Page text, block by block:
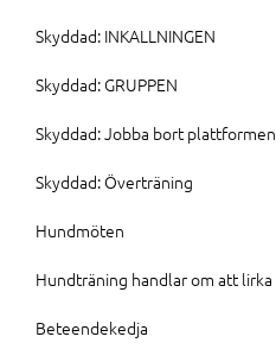
Skyddad: INKALLNINGEN
Skyddad: GRUPPEN
Skyddad: Jobba bort plattformen
Skyddad: Överträning
Hundmöten
Hundträning handlar om att lirka
Beteendekedja